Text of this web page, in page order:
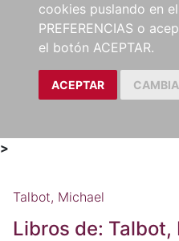
cookies puslando en
PREFERENCIAS o
el botón ACEPTAR.
ACEPTAR
>
Talbot, Michael
Libros de: Talbot,